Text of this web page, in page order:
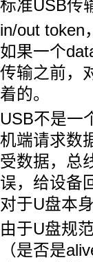
标准USB传
in/out token
如果一个
传输之前，
着的。
USB不是一
机端请求数
受数据，总
误，给设备
对于U盘本身
由于U盘规
（是否是